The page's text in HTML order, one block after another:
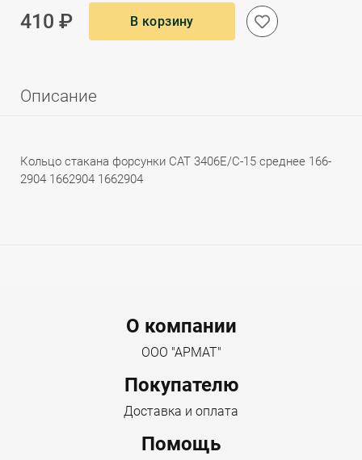
410 ₽ В корзину
Описание
Кольцо стакана форсунки CAT 3406E/C-15 среднее 166-
2904 1662904 1662904
Menu footerО компании
ООО "АРМАТ"
Покупателю
Доставка и оплата
Помощь